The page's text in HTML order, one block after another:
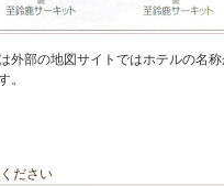
外部の地図サイトではホテルの名称
。
ださい